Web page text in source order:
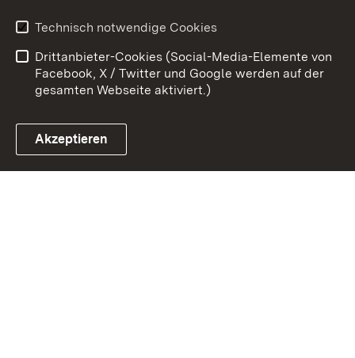
Link zum Landesportal
Barrierefreiheit
Impressum Cookies
Technisch notwendige Cookies
Drittanbieter-Cookies (Social-Media-Elemente von
Facebook, X / Twitter und Google werden auf der
gesamten Webseite aktiviert.)
Akzeptieren